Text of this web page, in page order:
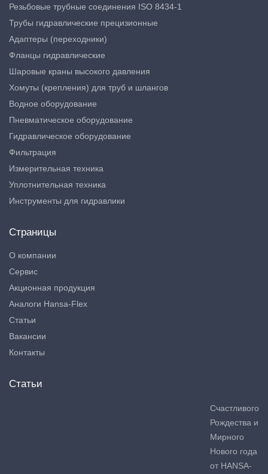
Резьбовые трубные соединения ISO 8434-1
Трубы гидравлические прецизионные
Адаптеры (переходники)
Фланцы гидравлические
Шаровые краны высокого давления
Хомуты (крепления) для труб и шлангов
Водное оборудование
Пневматическое оборудование
Гидравлическое оборудование
Фильтрация
Измерительная техника
Уплотнительная техника
Инструменты для гидравлики
Страницы
О компании
Сервис
Акционная продукция
Аналоги Hansa-Flex
Статьи
Вакансии
Контакты
Статьи
Счастливого
Рождества и
Мирного
Нового года
от HANSA-